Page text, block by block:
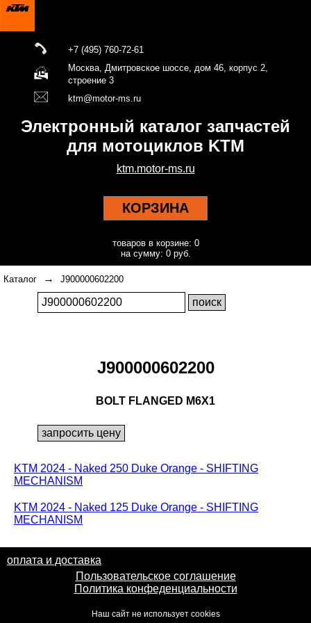
+7 (495) 760-72-61
Москва, Дмитровское шоссе, дом 46, корпус 2,
строение 3
ktm@motor-ms.ru
Электронный каталог запчастей
для мотоциклов KTM
ktm.motor-ms.ru
КОРЗИНА
товаров в корзине: 0
на сумму: 0 руб.
Каталог → J900000602200
J900000602200
BOLT FLANGED M6X1
KTM 2024 - Naked 250 Duke Orange - SHIFTING
MECHANISM
KTM 2024 - Naked 125 Duke Orange - SHIFTING
MECHANISM
оплата и доставка
Пользовательское соглашение
Политика конфеденциальности
Наш сайт не использует cookies